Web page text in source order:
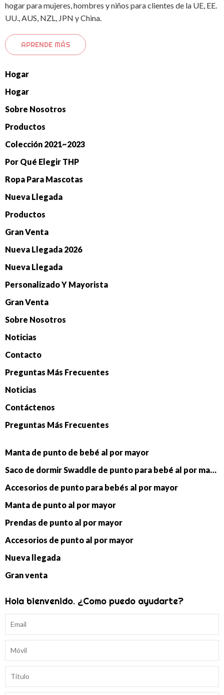
hogar para mujeres, hombres y niños para clientes de la UE, EE.
UU., AUS, NZL, JPN y China.
APRENDE MÁS
Hogar
Hogar
Sobre Nosotros
Productos
Colección 2021~2023
Por Qué Elegir THP
Ropa Para Mascotas
Nueva Llegada
Productos
Gran Venta
Nueva Llegada 2026
Nueva Llegada
Personalizado Y Mayorista
Gran Venta
Sobre Nosotros
Noticias
Contacto
Preguntas Más Frecuentes
Noticias
Contáctenos
Preguntas Más Frecuentes
Manta de punto de bebé al por mayor
Saco de dormir Swaddle de punto para bebé al por mayor
Accesorios de punto para bebés al por mayor
Manta de punto al por mayor
Prendas de punto al por mayor
Accesorios de punto al por mayor
Nueva llegada
Gran venta
Hola bienvenido. ¿Como puedo ayudarte?